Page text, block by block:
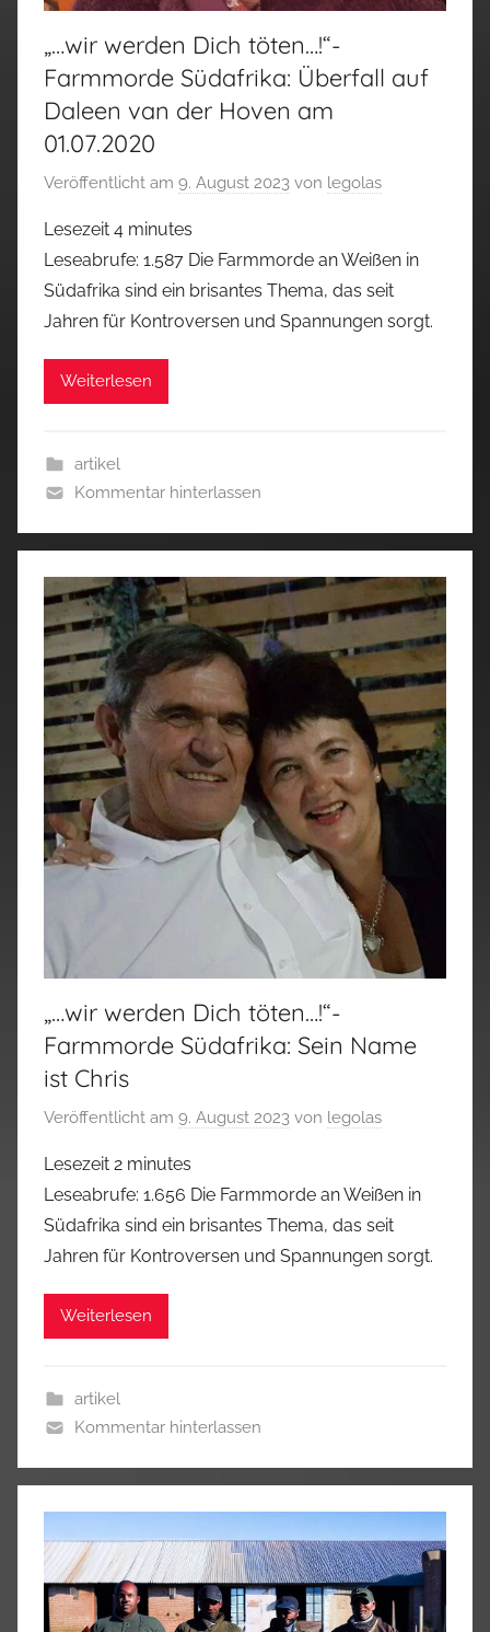
„…wir werden Dich töten…!“-
Farmmorde Südafrika: Überfall auf
Daleen van der Hoven am
01.07.2020
Veröffentlicht am 9. August 2023 von legolas
Lesezeit 4 minutes
Leseabrufe: 1.587 Die Farmmorde an Weißen in
Südafrika sind ein brisantes Thema, das seit
Jahren für Kontroversen und Spannungen sorgt.
Weiterlesen
artikel
Kommentar hinterlassen
„…wir werden Dich töten…!“-
Farmmorde Südafrika: Sein Name
ist Chris
Veröffentlicht am 9. August 2023 von legolas
Lesezeit 2 minutes
Leseabrufe: 1.656 Die Farmmorde an Weißen in
Südafrika sind ein brisantes Thema, das seit
Jahren für Kontroversen und Spannungen sorgt.
Weiterlesen
artikel
Kommentar hinterlassen